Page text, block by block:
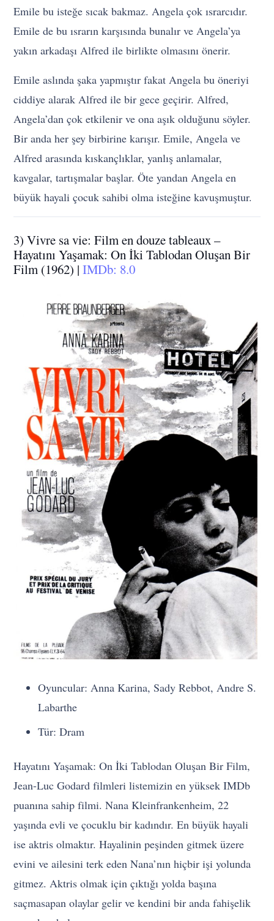
Emile bu isteğe sıcak bakmaz. Angela çok ısrarcıdır.
Emile de bu ısrarın karşısında bunalır ve Angela’ya
yakın arkadaşı Alfred ile birlikte olmasını önerir.
Emile aslında şaka yapmıştır fakat Angela bu öneriyi
ciddiye alarak Alfred ile bir gece geçirir. Alfred,
Angela’dan çok etkilenir ve ona aşık olduğunu söyler.
Bir anda her şey birbirine karışır. Emile, Angela ve
Alfred arasında kıskançlıklar, yanlış anlamalar,
kavgalar, tartışmalar başlar. Öte yandan Angela en
büyük hayali çocuk sahibi olma isteğine kavuşmuştur.
3) Vivre sa vie: Film en douze tableaux –
Hayatını Yaşamak: On İki Tablodan Oluşan Bir
Film (1962) |IMDb: 8.0
Oyuncular: Anna Karina, Sady Rebbot, Andre S.
Labarthe
Tür: Dram
Hayatını Yaşamak: On İki Tablodan Oluşan Bir Film,
Jean-Luc Godard filmleri listemizin en yüksek IMDb
puanına sahip filmi. Nana Kleinfrankenheim, 22
yaşında evli ve çocuklu bir kadındır. En büyük hayali
ise aktris olmaktır. Hayalinin peşinden gitmek üzere
evini ve ailesini terk eden Nana’nın hiçbir işi yolunda
gitmez. Aktris olmak için çıktığı yolda başına
saçmasapan olaylar gelir ve kendini bir anda fahişelik